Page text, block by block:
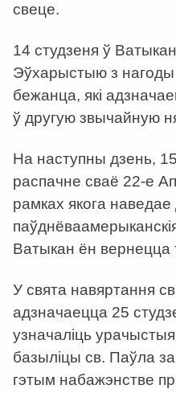
свеце.
14 студзеня ў
Эўхарыстыю з нагоды
бежанца, які
ў другую звычайную
На наступны дзень,
распачне сваё 22-е
рамках якога наведае
Ватыкан ён вернецца
У свята навяртання
адзначаецца 25
узначаліць
базыліцы св. Паўла
гэтым набажэнстве